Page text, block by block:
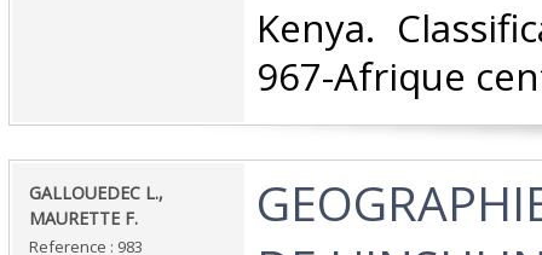
Kenya.
967-Afrique
‎GALLOUEDEC L.,
MAURETTE F. ‎
Reference : 983